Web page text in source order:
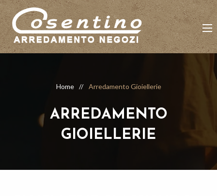
Home Arredamento Gioiellerie
ARREDAMENTO
GIOIELLERIE